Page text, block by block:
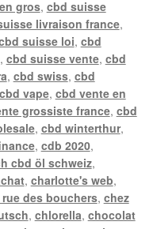
gros, cbd suisse
livraison france,
suisse loi, cbd
, cbd suisse vente, cbd
, cbd swiss, cbd
cbd vape, cbd vente en
grossiste france, cbd
, cbd winterthur,
, cdb 2020,
cbd öl schweiz,
, charlotte's web,
des bouchers, chez
, chlorella, chocolat